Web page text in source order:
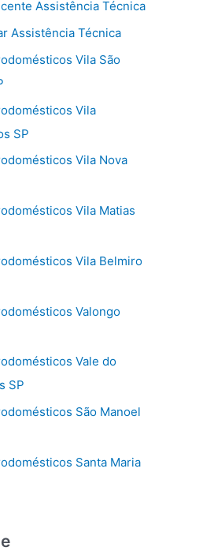
Assistência Técnica
Assistência Técnica
Vila São
Vila
SP
Vila Nova
Vila Matias
Vila Belmiro
Valongo
Vale do
SP
São Manoel
Santa Maria